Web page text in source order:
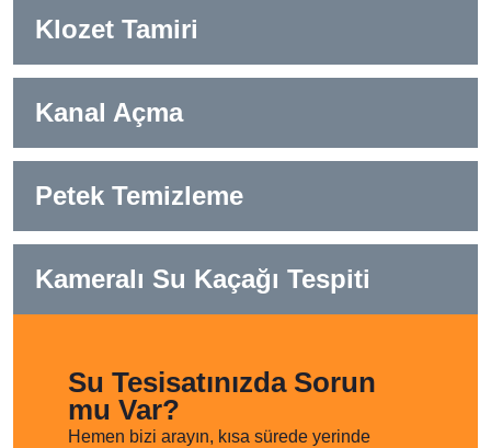
Klozet Tamiri
Kanal Açma
Petek Temizleme
Kameralı Su Kaçağı Tespiti
Su Tesisatınızda Sorun
mu Var?
Hemen bizi arayın, kısa sürede yerinde